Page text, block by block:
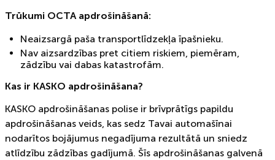
Trūkumi OCTA apdrošināšanā:
Neaizsargā paša transportlīdzekļa īpašnieku.
Nav aizsardzības pret citiem riskiem, piemēram,
zādzību vai dabas katastrofām.
Kas ir KASKO apdrošināšana?
KASKO apdrošināšanas polise ir brīvprātīgs papildu
apdrošināšanas veids, kas sedz Tavai automašīnai
nodarītos bojājumus negadījuma rezultātā un sniedz
atlīdzību zādzības gadījumā. Šīs apdrošināšanas galvenā